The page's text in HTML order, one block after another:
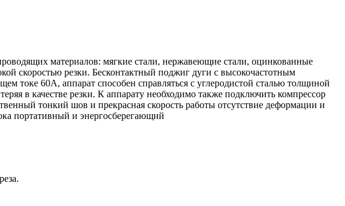
материалов: мягкие стали, нержавеющие стали, оцинкованные
скоростью резки. Бесконтактный поджиг дуги с высокочастотным
токе 60А, аппарат способен справляться с углеродистой сталью толщиной
в качестве резки. К аппарату необходимо также подключить компрессор
тонкий шов и прекрасная скорость работы отсутствие деформации и
портативный и энергосберегающий